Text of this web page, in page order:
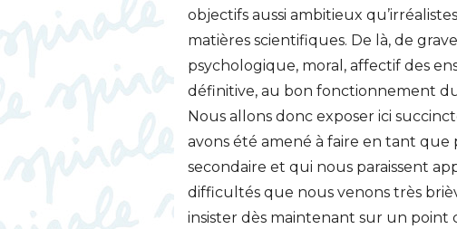
objectifs aussi ambitieux
matières scientifiques. De là, de
psychologique, moral, affectif des
définitive, au bon fonctionnement
Nous allons donc exposer ici
avons été amené à faire en tant que
secondaire et qui nous paraissent
difficultés que nous venons très
insister dès maintenant sur un